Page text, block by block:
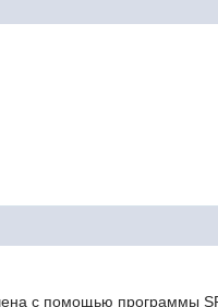
с помощью программы